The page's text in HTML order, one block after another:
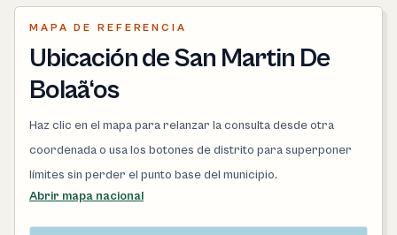
MAPA DE REFERENCIA
Ubicación de San Martin De
Bolaã‘os
Haz clic en el mapa para relanzar la consulta desde otra
coordenada o usa los botones de distrito para superponer
límites sin perder el punto base del municipio.
Abrir mapa nacional